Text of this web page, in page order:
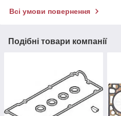
Всі умови повернення
Подібні товари компанії